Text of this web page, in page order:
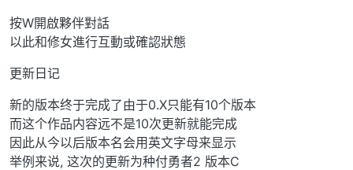
按W開啟夥伴對話
以此和修女進行互動或確認狀態
更新日记
新的版本终于完成了由于0.X只能有10个版本
而这个作品内容远不是10次更新就能完成
因此从今以后版本名会用英文字母来显示
举例来说, 这次的更新为种付勇者2 版本C